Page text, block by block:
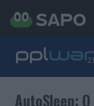
AutoSleep: